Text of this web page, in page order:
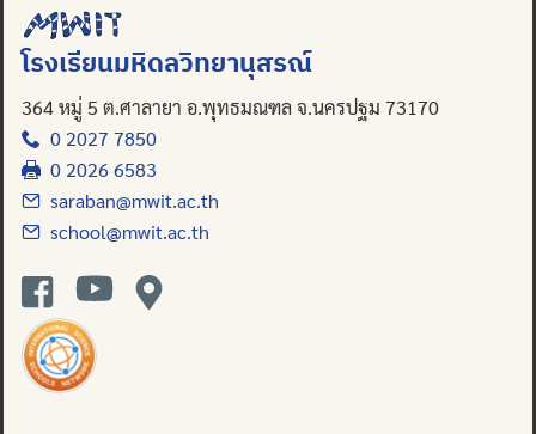
โรงเรียนมหิดลวิทยานุสรณ์
364 หมู่ 5 ต.ศาลายา อ.พุทธมณฑล จ.นครปฐม 73170
0 2027 7850
0 2026 6583
saraban@mwit.ac.th
school@mwit.ac.th